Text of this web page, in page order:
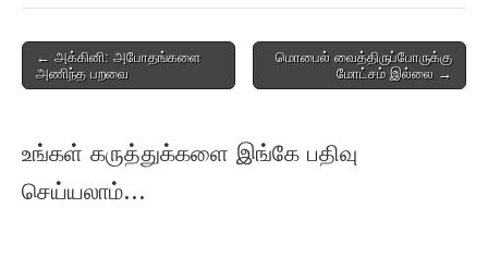
Post
navigation
← அக்கினி: அபோதங்களை
அணிந்த பறவை
மொபைல் வைத்திருப்போருக்கு
மோட்சம் இல்லை →
உங்கள் கருத்துக்களை இங்கே பதிவு
செய்யலாம்...